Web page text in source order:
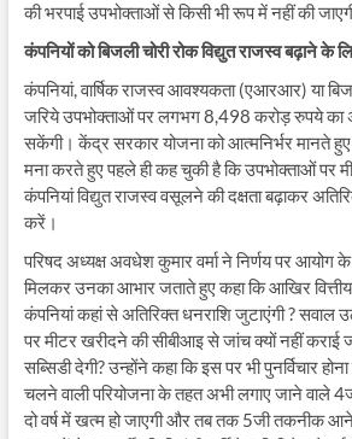
की भरपाई उपभोक्ताओं से किसी भी रूप में नहीं की
कंपनियोंकोबिजलीचोरीरोकविद्युतराजस्वबढ़ानेके
कंपनियां, वार्षिक राजस्व आवश्यकता (एआरआर) या
जरिये उपभोक्ताओं पर लगभग 8,498 करोड़ रुपये का
सकेंगी। केंद्र सरकार योजना को आत्मनिर्भर मानते
मना करते हुए पहले ही कह चुकी है कि उपभोक्ताओं पर
कंपनियां विद्युत राजस्व वसूलने की दक्षता बढ़ाकर
करें।
परिषद अध्यक्ष अवधेश कुमार वर्मा ने निर्णय पर आयोग
मिलकर उनका आभार जताते हुए कहा कि आखिर
कंपनियां कहां से अतिरिक्त धनराशि जुटाएंगी ? सवाल
पर मीटर खरीदने की सीबीआइ से जांच क्यों नहीं कराई
सब्सिडी देगी? उन्होंने कहा कि इस पर भी पुनर्विचार
चलने वाली परियोजना के तहत अभी लगाए जाने वाले
दो वर्ष में खत्म हो जाएगी और तब तक 5जी तकनीक